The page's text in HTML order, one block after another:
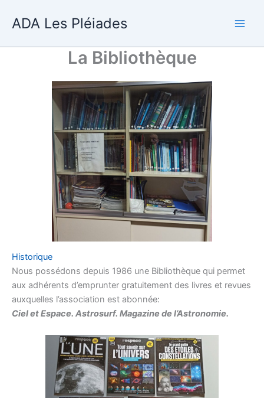
ADA Les Pléiades
La Bibliothèque
Historique
Nous possédons depuis 1986 une Bibliothèque qui permet
aux adhérents d’emprunter gratuitement des livres et revues
auxquelles l’association est abonnée:
Ciel et Espace. Astrosurf. Magazine de l’Astronomie.